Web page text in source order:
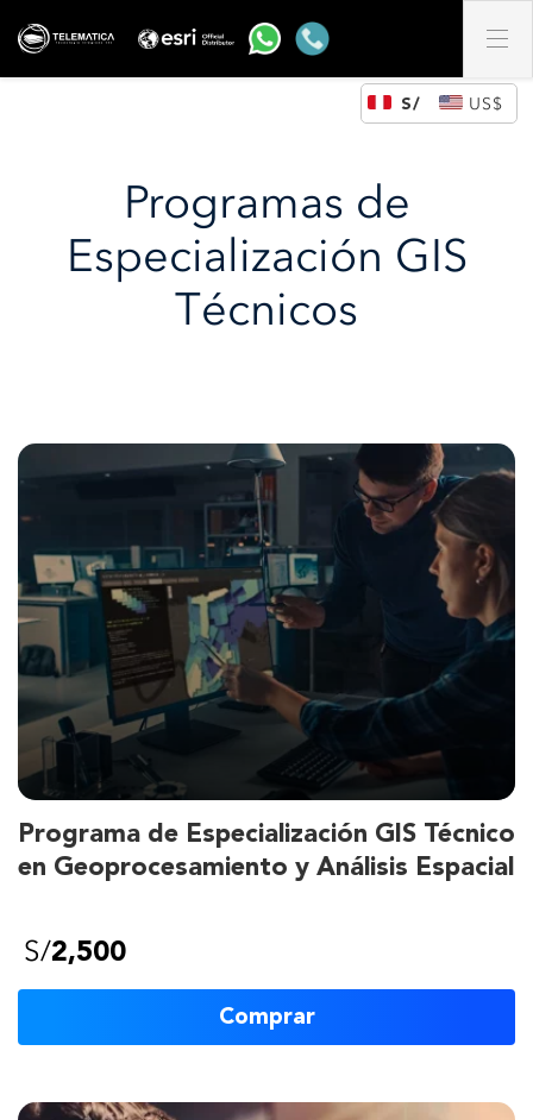
Programas de
Especialización GIS
Técnicos
Programa de Especialización GIS Técnico
en Geoprocesamiento y Análisis Espacial
S/2,500
Comprar